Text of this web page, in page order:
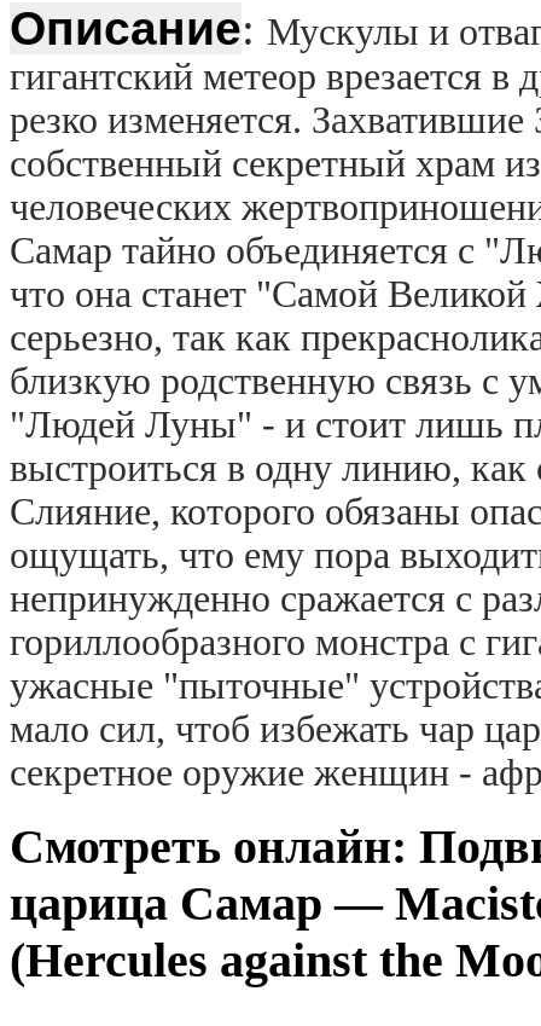
Описание: Мускулы и
гигантский метеор врезается
резко изменяется.
собственный секретный храм
человеческих
Самар тайно объединяется с
что она станет "Самой
серьезно, так как
близкую родственную связь с
"Людей Луны" - и стоит лишь
выстроиться в одну линию, как
Слияние, которого обязаны
ощущать, что ему пора
непринужденно сражается с
гориллообразного монстра с
ужасные "пыточные"
мало сил, чтоб избежать чар
секретное оружие женщин -
Смотреть онлайн:
царица Самар —
(Hercules against the